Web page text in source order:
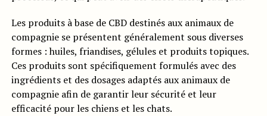
Les produits à base de CBD destinés aux animaux de
compagnie se présentent généralement sous diverses
formes : huiles, friandises, gélules et produits topiques.
Ces produits sont spécifiquement formulés avec des
ingrédients et des dosages adaptés aux animaux de
compagnie afin de garantir leur sécurité et leur
efficacité pour les chiens et les chats.